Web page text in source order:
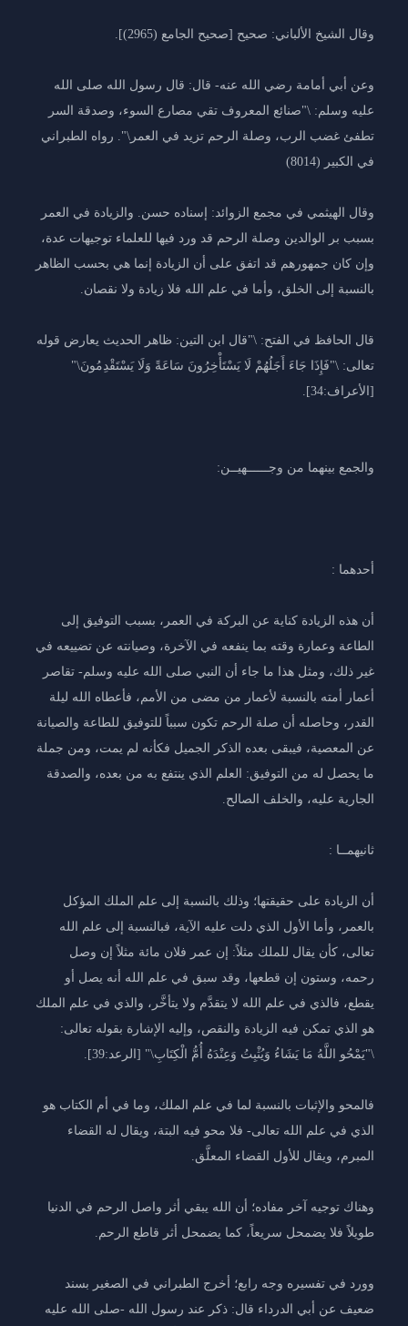
وقال الشيخ الألباني: صحيح [صحيح الجامع (2965)].
وعن أبي أمامة رضي الله عنه- قال: قال رسول الله صلى الله
عليه وسلم: \"صنائع المعروف تقي مصارع السوء، وصدقة السر
تطفئ غضب الرب، وصلة الرحم تزيد في العمر\". رواه الطبراني
في الكبير (8014)
وقال الهيثمي في مجمع الزوائد: إسناده حسن. والزيادة في العمر
بسبب بر الوالدين وصلة الرحم قد ورد فيها للعلماء توجيهات عدة،
وإن كان جمهورهم قد اتفق على أن الزيادة إنما هي بحسب الظاهر
بالنسبة إلى الخلق، وأما في علم الله فلا زيادة ولا نقصان.
قال الحافظ في الفتح: \"قال ابن التين: ظاهر الحديث يعارض قوله
تعالى: \"فَإِذَا جَاءَ أَجَلُهُمْ لَا يَسْتَأْخِرُونَ سَاعَةً وَلَا يَسْتَقْدِمُونَ\"
[الأعراف:34].
والجمع بينهما من وجــــــهيــن:
أحدهما :
أن هذه الزيادة كناية عن البركة في العمر، بسبب التوفيق إلى
الطاعة وعمارة وقته بما ينفعه في الآخرة، وصيانته عن تضييعه في
غير ذلك، ومثل هذا ما جاء أن النبي صلى الله عليه وسلم- تقاصر
أعمار أمته بالنسبة لأعمار من مضى من الأمم، فأعطاه الله ليلة
القدر، وحاصله أن صلة الرحم تكون سبباً للتوفيق للطاعة والصيانة
عن المعصية، فيبقى بعده الذكر الجميل فكأنه لم يمت، ومن جملة
ما يحصل له من التوفيق: العلم الذي ينتفع به من بعده، والصدقة
الجارية عليه، والخلف الصالح.
ثانيهمــا :
أن الزيادة على حقيقتها؛ وذلك بالنسبة إلى علم الملك المؤكل
بالعمر، وأما الأول الذي دلت عليه الآية، فبالنسبة إلى علم الله
تعالى، كأن يقال للملك مثلاً: إن عمر فلان مائة مثلاً إن وصل
رحمه، وستون إن قطعها، وقد سبق في علم الله أنه يصل أو
يقطع، فالذي في علم الله لا يتقدَّم ولا يتأخَّر، والذي في علم الملك
هو الذي تمكن فيه الزيادة والنقص، وإليه الإشارة بقوله تعالى:
\"يَمْحُو اللَّهُ مَا يَشَاءُ وَيُثْبِتُ وَعِنْدَهُ أُمُّ الْكِتَابِ\" [الرعد:39].
فالمحو والإثبات بالنسبة لما في علم الملك، وما في أم الكتاب هو
الذي في علم الله تعالى- فلا محو فيه البتة، ويقال له القضاء
المبرم، ويقال للأول القضاء المعلَّق.
وهناك توجيه آخر مفاده؛ أن الله يبقي أثر واصل الرحم في الدنيا
طويلاً فلا يضمحل سريعاً، كما يضمحل أثر قاطع الرحم.
وورد في تفسيره وجه رابع؛ أخرج الطبراني في الصغير بسند
ضعيف عن أبي الدرداء قال: ذكر عند رسول الله -صلى الله عليه